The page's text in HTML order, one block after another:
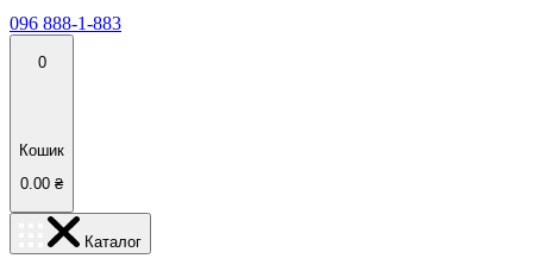
096 888-1-883
0
Кошик
0.00 ₴
Каталог